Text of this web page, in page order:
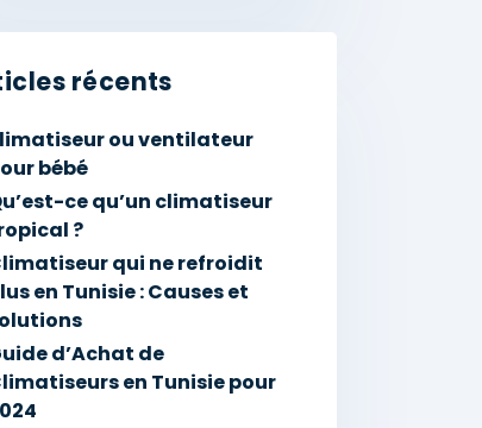
récents
ou ventilateur
bébé
ce qu’un climatiseur
?
qui ne refroidit
en Tunisie : Causes et
d’Achat de
en Tunisie pour